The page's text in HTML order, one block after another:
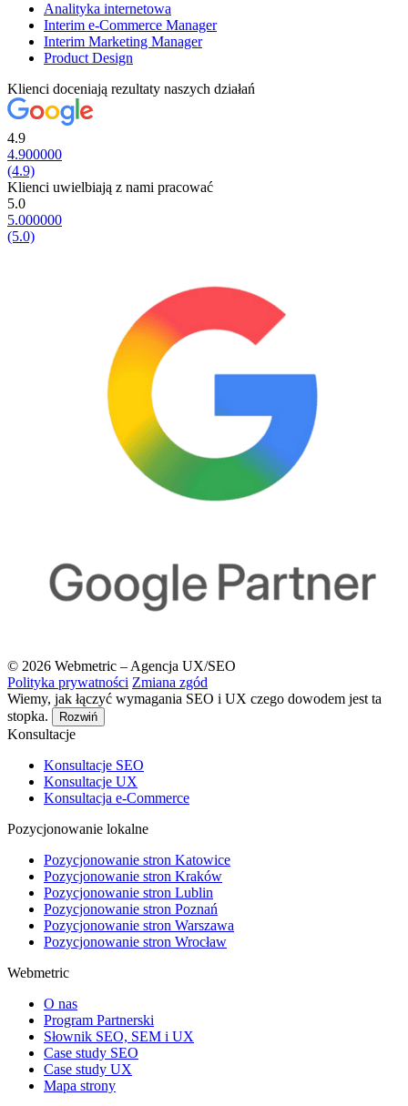
Analityka internetowa
Interim e-Commerce Manager
Interim Marketing Manager
Product Design
Klienci doceniają rezultaty naszych działań
4.9
4.900000
(4.9)
Klienci uwielbiają z nami pracować
5.0
5.000000
(5.0)
© 2026 Webmetric – Agencja UX/SEO
Polityka prywatności Zmiana zgód
Wiemy, jak łączyć wymagania SEO i UX czego dowodem jest ta
stopka.
Rozwiń
Konsultacje
Konsultacje SEO
Konsultacje UX
Konsultacja e-Commerce
Pozycjonowanie lokalne
Pozycjonowanie stron Katowice
Pozycjonowanie stron Kraków
Pozycjonowanie stron Lublin
Pozycjonowanie stron Poznań
Pozycjonowanie stron Warszawa
Pozycjonowanie stron Wrocław
Webmetric
O nas
Program Partnerski
Słownik SEO, SEM i UX
Case study SEO
Case study UX
Mapa strony